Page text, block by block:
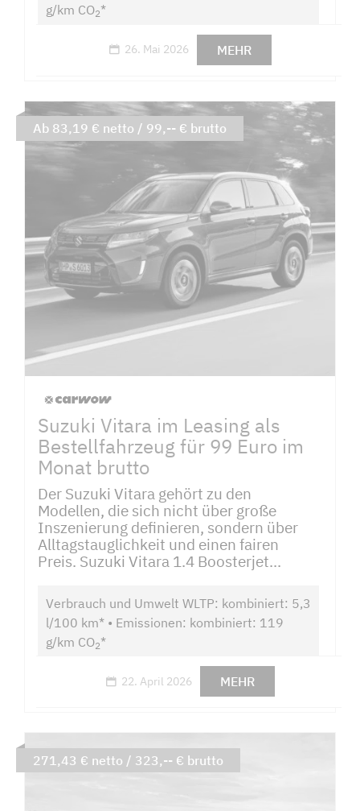
g/km CO2*
26. Mai 2026 MEHR
Suzuki Vitara im Leasing als
Bestellfahrzeug für 99 Euro im
Monat brutto
Der Suzuki Vitara gehört zu den
Modellen, die sich nicht über große
Inszenierung definieren, sondern über
Alltagstauglichkeit und einen fairen
Preis. Suzuki Vitara 1.4 Boosterjet...
Verbrauch und Umwelt WLTP: kombiniert: 5,3
l/100 km* • Emissionen: kombiniert: 119
g/km CO2*
22. April 2026 MEHR
Ab 83,19 € netto / 99,-- € brutto
271,43 € netto / 323,-- € brutto